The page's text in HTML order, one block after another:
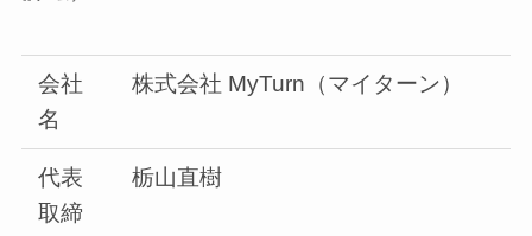
会社
名
株式会社 MyTurn（マイターン）
代表
取締
栃山直樹